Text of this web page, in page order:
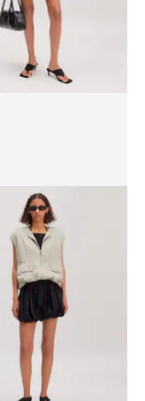
'Neriah'
CHF 48.90 CHF